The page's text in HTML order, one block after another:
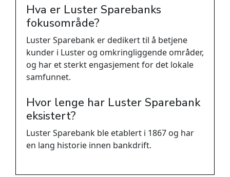
Hva er Luster Sparebanks
fokusområde?
Luster Sparebank er dedikert til å betjene
kunder i Luster og omkringliggende områder,
og har et sterkt engasjement for det lokale
samfunnet.
Hvor lenge har Luster Sparebank
eksistert?
Luster Sparebank ble etablert i 1867 og har
en lang historie innen bankdrift.